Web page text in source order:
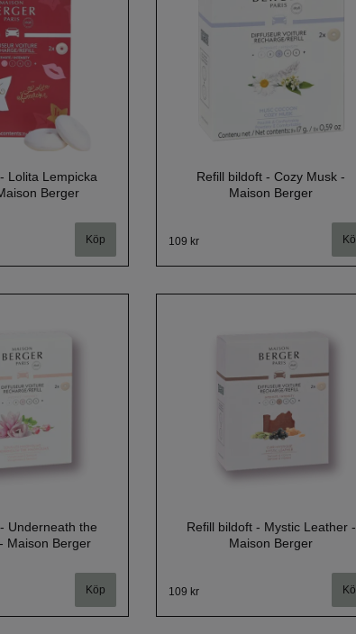
Lolita Lempicka
Berger
Refill bildoft - Cozy Musk -
Maison Berger
109 kr
Underneath the
Maison Berger
Refill bildoft - Mystic Leather -
Maison Berger
109 kr